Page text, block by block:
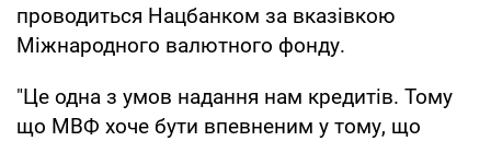
проводиться Нацбанком за вказівкою
Міжнародного валютного фонду.
"Це одна з умов надання нам кредитів. Тому
що МВФ хоче бути впевненим у тому, що